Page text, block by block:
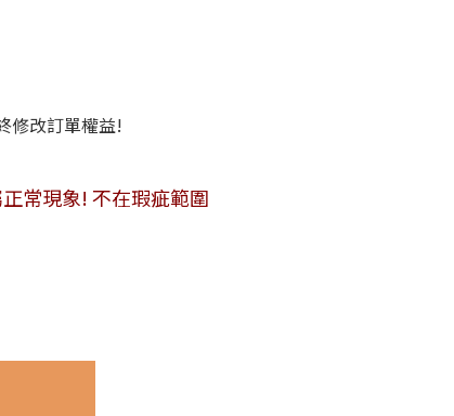
修改訂單權益!
請見諒!
常現象! 不在瑕疵範圍